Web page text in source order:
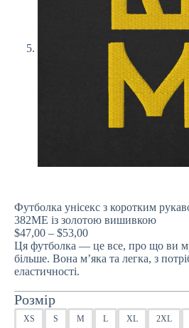
Футболка унісекс з коротким
382ME із золотою вишивкою
$47,00 – $53,00Price
range:
$47,00
Ця футболка — це все, про що ви
більше. Вона м’яка та легка, з
еластичності.
Розмір
XS S M L XL 2XL